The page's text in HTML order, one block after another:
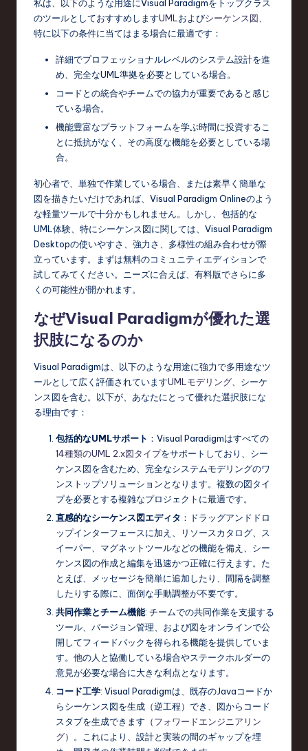
私は、以下のような用途にVisual Paradigmをトップクラス
のツールとしておすすめしますUML およびシーケンス図
特に以下の条件に当てはまる場合に最適です：
詳細でプロフェッショナルレベルのシステム設計を進
め、完全なUML準拠を必要としている場合。
コードとの統合やチームでの協力が重要であると感じ
ている場合。
機能豊富なプラットフォームを学ぶ時間に投資するこ
とに抵抗がなく、その高度な機能を必要としている場
合。
初心者で、単独で作業している場合、または素早く簡単な
図を描きたいだけであれば、Visual Paradigm Onlineのよう
な軽量ツールで十分かもしれません。しかし、包括的な
UML体験、特にシーケンス図に関しては、Visual Paradigm
Desktopの使いやすさ、強力さ、多様性の組み合わせが際
立っています。まずは無料のコミュニティエディションで
試してみてください。ニーズに合えば、有料版でさらに多
くの可能性が開かれます。
なぜVisual Paradigmが優れた選
択肢になるのか
Visual Paradigmは、以下のような用途に強力で多用途なツ
ールとして広く評価されていますUMLモデリング 、シーケ
ンス図を含む。以下が、あなたにとって優れた選択肢にな
る理由です：
包括的なUMLサポート ：Visual Paradigmはすべての
14種類のUML 2.x図タイプをサポートしており、シー
ケンス図を含むため、完全なシステムモデリングのワ
ンストップソリューションとなります。複数の図タイ
プを必要とする複雑なプロジェクトに最適です。
直感的なシーケンス図エディタ ：ドラッグアンドドロ
ップインターフェースに加え、リソースカタログ、ス
イーパー、マグネットツールなどの機能を備え、シー
ケンス図の作成と編集を迅速かつ正確に行えます。た
とえば、メッセージを簡単に追加したり、間隔を調整
したりする際に、面倒な手動調整が不要です。
共同作業とチーム機能: チームでの共同作業を支援する
ツール、バージョン管理、および図をオンラインで公
開してフィードバックを得られる機能を提供していま
す。他の人と協働している場合やステークホルダーの
意見が必要な場合に大きな利点となります。
コード工学: Visual Paradigmは、既存のJavaコードか
らシーケンス図を生成（逆工程）でき、図からコード
スタブを生成できます（フォワードエンジニアリン
グ）。これにより、設計と実装の間のギャップを埋